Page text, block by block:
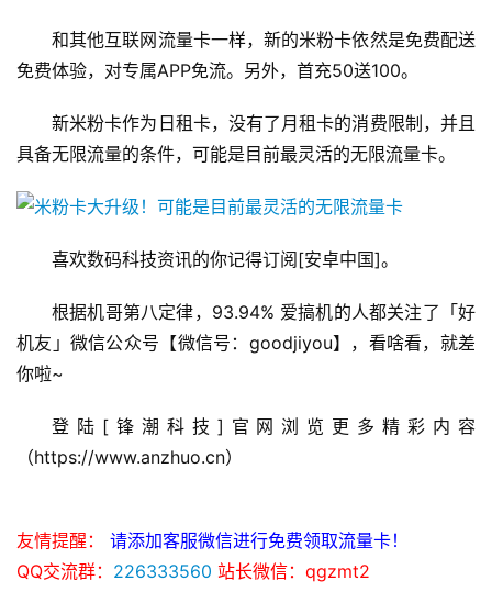
和其他互联网流量卡一样，新的米粉卡依然是免费配送
免费体验，对专属APP免流。另外，首充50送100。
新米粉卡作为日租卡，没有了月租卡的消费限制，并且
具备无限流量的条件，可能是目前最灵活的无限流量卡。
喜欢数码科技资讯的你记得订阅[安卓中国]。
根据机哥第八定律，93.94% 爱搞机的人都关注了「好
机友」微信公众号【微信号：goodjiyou】，看啥看，就差
你啦~
登陆[锋潮科技]官网浏览更多精彩内容
（https://www.anzhuo.cn）
友情提醒：
请添加客服微信进行免费领取流量卡！
QQ交流群： 226333560 站长微信：qgzmt2